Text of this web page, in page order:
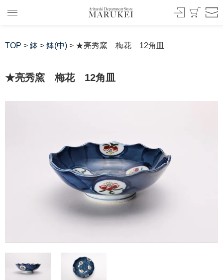
TOP > 鉢 > 鉢(中) > ★亮秀窯 梅花 12角皿
★亮秀窯 梅花 12角皿